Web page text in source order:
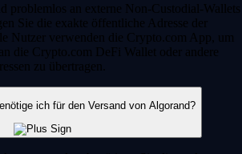
problemlos an externe Non-Custodial-Wallets
Sie die exakte öffentliche Adresse der
Nutzer verwenden die Crypto.com App, um
die Crypto.com DeFi Wallet oder andere
zu übertragen.
ich für den Versand von Algorand?